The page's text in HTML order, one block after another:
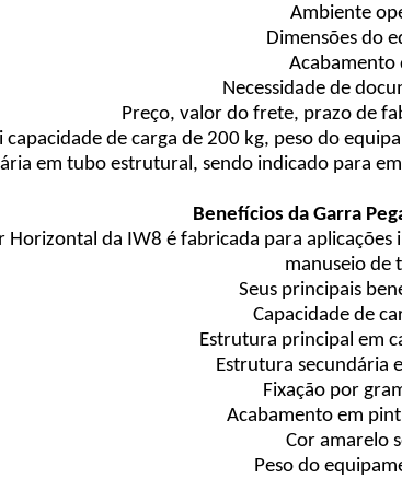
Ambiente
Dimensões do
Acabamento
Necessidade de
Preço, valor do frete, prazo de
capacidade de carga de 200 kg, peso do
em tubo estrutural, sendo indicado para
Benefícios da Garra
Horizontal da IW8 é fabricada para
manuseio de
Seus principais
Capacidade de
Estrutura principal em
Estrutura secundária
Fixação por
Acabamento em
Cor amarelo
Peso do